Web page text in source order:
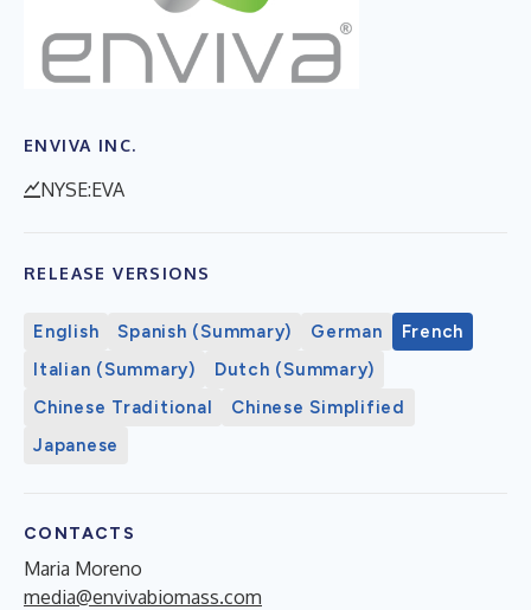
ENVIVA INC.
NYSE:EVA
RELEASE VERSIONS
English Spanish (Summary) German
French
Italian (Summary)
Dutch (Summary)
Chinese Traditional
Chinese Simplified
Japanese
CONTACTS
Maria Moreno
media@envivabiomass.com